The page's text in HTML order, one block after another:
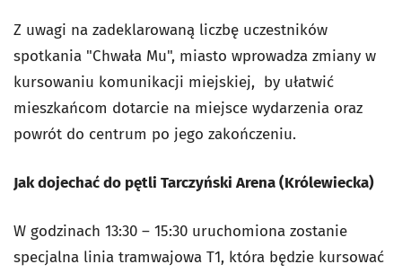
Z uwagi na zadeklarowaną liczbę uczestników
spotkania "Chwała Mu", miasto wprowadza zmiany w
kursowaniu komunikacji miejskiej, by ułatwić
mieszkańcom dotarcie na miejsce wydarzenia oraz
powrót do centrum po jego zakończeniu.
Jak dojechać do pętli Tarczyński Arena (Królewiecka)
W godzinach 13:30 – 15:30 uruchomiona zostanie
specjalna linia tramwajowa T1, która będzie kursować